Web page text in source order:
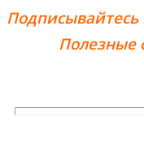
Полезные